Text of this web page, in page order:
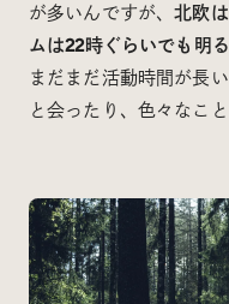
が多いんですが、北欧
ムは22時ぐらいでも明る
まだまだ活動時間が長
と会ったり、色々なこ